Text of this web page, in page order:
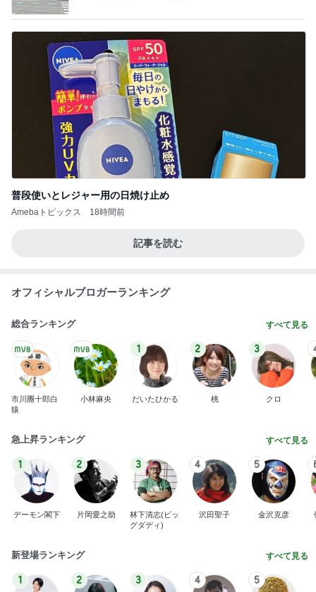
普段使いとレジャー用の日焼け止め
Amebaトピックス 18時間前
記事を読む
オフィシャルブロガーランキング
総合ランキング すべて見る
市川團十郎白
猿
小林麻央
1
だいたひかる
2
桃
3
クロ
急上昇ランキング すべて見る
1
デーモン閣下
2
片岡愛之助
3
林下清志(ビッ
グダディ)
4
沢田聖子
5
金沢克彦
新登場ランキング すべて見る
1 2 3 4 5